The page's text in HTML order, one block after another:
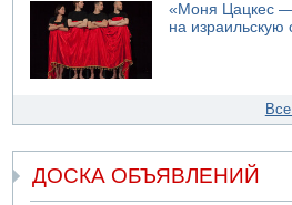
«Моня Цацкес
на израильскую
ДОСКА ОБЪЯВЛЕНИЙ